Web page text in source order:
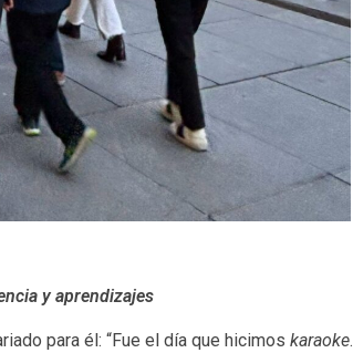
y aprendizajes
para él: “Fue el día que hicimos karaoke